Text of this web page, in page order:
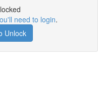
need to login.
Unlock